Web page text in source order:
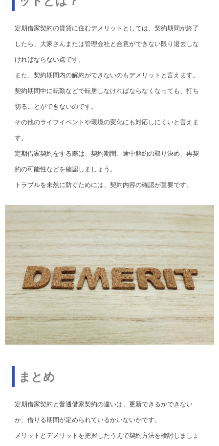
定期借家契約の賃貸に住むデメリットとしては、契約期間が終了
したら、大家さんまたは管理会社と合意ができない限り退去しな
ければならない点です。
また、契約期間内の解約ができないのもデメリットと言えます。
契約期間中に転勤などで転居しなければならなくなっても、打ち
切ることができないのです。
その他のライフイベントや環境の変化にも対応しにくいと言えま
す。
定期借家契約をする際は、契約期間、途中解約の取り決め、再契
約の可能性などを確認しましょう。
トラブルを未然に防ぐためには、契約内容の確認が重要です。
まとめ
定期借家契約と普通借家契約の違いは、更新できるかできない
か、借りる期間が定められているかいないかです。
メリットとデメリットを把握したうえで契約方法を検討しましょ